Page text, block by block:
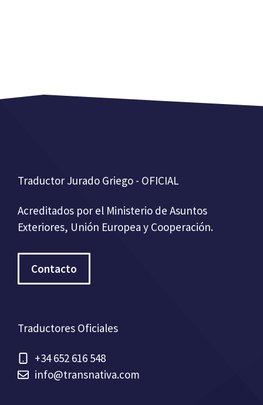
Traductor Jurado Griego - OFICIAL
Acreditados por el Ministerio de Asuntos
Exteriores, Unión Europea y Cooperación.
Contacto
Traductores Oficiales
+34 652 616 548
info@transnativa.com